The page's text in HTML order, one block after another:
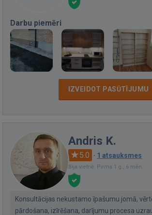
Darbu piemēri
IZVEIDOT PASŪTĪJUMU
Andris K.
5.0 · 1 atsauksmes
Bija vietnē: Pirms 1 g., 6 mēn.
Konsultācijas nekustamo īpašumu jomā,
pārdošana, izīrēšana, darījumu procesa